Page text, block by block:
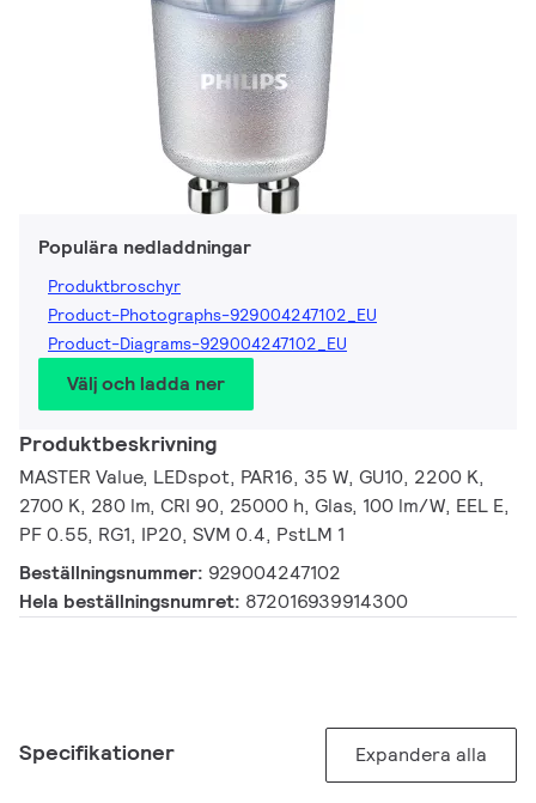
Populära nedladdningar
Produktbroschyr
Product-Photographs-929004247102_EU
Product-Diagrams-929004247102_EU
Välj och ladda ner
Produktbeskrivning
MASTER Value, LEDspot, PAR16, 35 W, GU10, 2200 K,
2700 K, 280 lm, CRI 90, 25000 h, Glas, 100 lm/W, EEL E,
PF 0.55, RG1, IP20, SVM 0.4, PstLM 1
Beställningsnummer: 929004247102
Hela beställningsnumret: 872016939914300
Specifikationer Expandera alla